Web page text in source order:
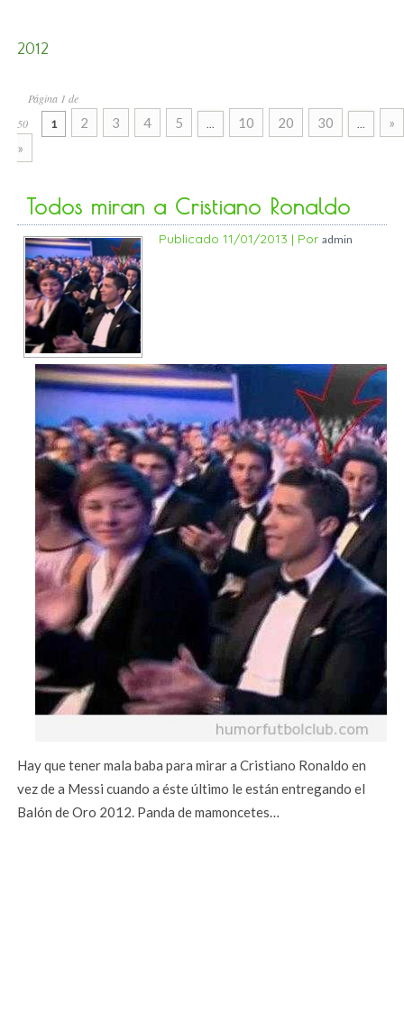
2012
Página 1 de
50
1 2 3 4 5 ... 10 20 30 ...
»
»
Todos miran a Cristiano Ronaldo
Publicado 11/01/2013 | Por admin
Hay que tener mala baba para mirar a Cristiano Ronaldo en
vez de a Messi cuando a éste último le están entregando el
Balón de Oro 2012. Panda de mamoncetes…